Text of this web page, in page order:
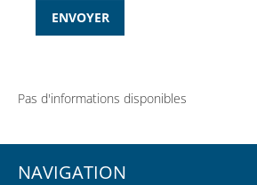
ENVOYER
Pas d'informations disponibles
NAVIGATION